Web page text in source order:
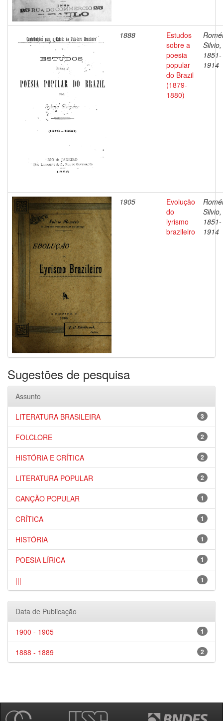
1888
Estudos
sobre a
poesia
popular
do Brazil
(1879-
1880)
Silvio,
1851-
1914
1905
Evolução
do
lyrismo
brazileiro
Silvio,
1851-
1914
Sugestões de pesquisa
Assunto
3
LITERATURA BRASILEIRA
2
FOLCLORE
2
HISTÓRIA E CRÍTICA
2
LITERATURA POPULAR
1
CANÇÃO POPULAR
1
CRÍTICA
1
HISTÓRIA
1
POESIA LÍRICA
1
|||
Data de Publicação
1
1900 - 1905
2
1888 - 1889